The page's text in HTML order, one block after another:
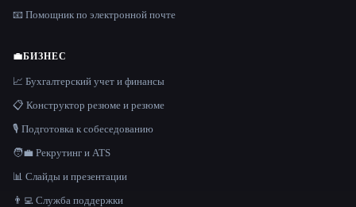
📧 Помощник по электронной почте
💼БИЗНЕС
📈 Бухгалтерский учет и финансы
📋 Конструктор резюме и резюме
🎙️ Подготовка к собеседованию
🧑‍💼 Рекрутинг и ATS
📊 Слайды и презентации
👨‍💻 Служба поддержки